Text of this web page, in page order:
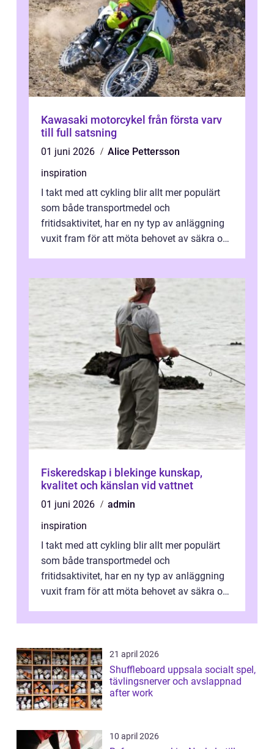
Kawasaki motorcykel från första varv
till full satsning
01 juni 2026
Alice Pettersson
inspiration
I takt med att cykling blir allt mer populärt
som både transportmedel och
fritidsaktivitet, har en ny typ av anläggning
vuxit fram för att möta behovet av säkra och
Fiskeredskap i blekinge kunskap,
kvalitet och känslan vid vattnet
01 juni 2026
admin
inspiration
I takt med att cykling blir allt mer populärt
som både transportmedel och
fritidsaktivitet, har en ny typ av anläggning
vuxit fram för att möta behovet av säkra och
21 april 2026
Shuffleboard uppsala socialt spel,
tävlingsnerver och avslappnad
after work
10 april 2026